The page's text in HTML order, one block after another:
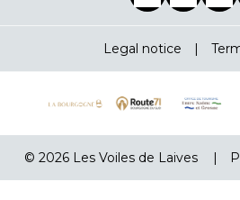
Legal notice |
© 2026 Les Voiles de Laives |